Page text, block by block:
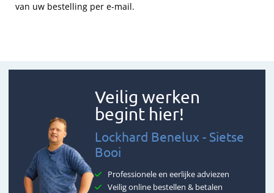
van uw bestelling per e-mail.
Veilig werken
begint hier!
Lockhard Benelux - Sietse
Booi
Professionele en eerlijke adviezen
Veilig online bestellen & betalen